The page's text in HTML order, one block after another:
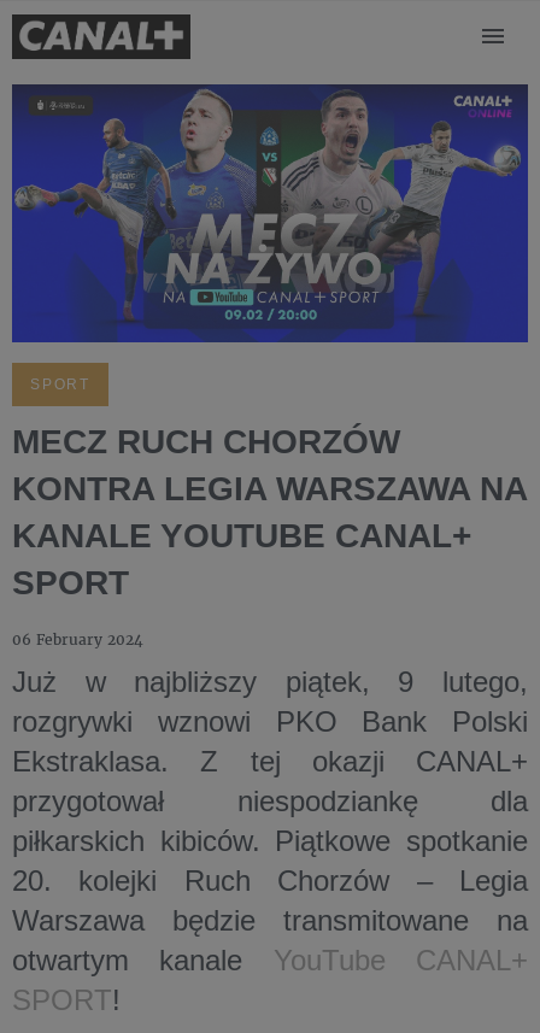
SPORT
MECZ RUCH CHORZÓW
KONTRA LEGIA WARSZAWA NA
KANALE YOUTUBE CANAL+
SPORT
06 February 2024
Już w najbliższy piątek, 9 lutego,
rozgrywki wznowi PKO Bank Polski
Ekstraklasa. Z tej okazji CANAL+
przygotował niespodziankę dla
piłkarskich kibiców. Piątkowe spotkanie
20. kolejki Ruch Chorzów – Legia
Warszawa będzie transmitowane na
otwartym kanale YouTube CANAL+
SPORT!